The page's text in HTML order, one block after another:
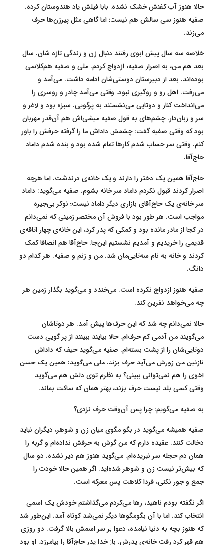
حالا هنوز آب کفنش خشک نشده، بابا فیلش یاد هندوستان کرده.
صفیه هنوز سی سالش هم نیست؛ اما گاهی مثل پیرزن‌ها حرف
می‌زند.
خلاصه سه سال پیش ابوی رفتند دنبال زن و زندگی تازه شان. سال
بعد هم من، به اصرار صفیه، ازدواج کردم. ملی و صفیه هم‌کلاسی
بوده‌اند. بعد از دبیرستان دوستی‌شان ادامه داشت. می‌آمد و
می‌رفت. اهل رو و روگیری نبود. وقتی می‌آمد چادر و روسری را
می‌انداخت کنار و دوتایی می‌نشستند به پرگویی. سبزه بود و لاغر و
سر و زبان‌دار. چشم‌های به قول صفیه میشی‌اش هم آن‌قدر مهربان
بود که وقتی صفیه گفت‌: چشمش داداش ما را گرفته حرفش را باور
کنم. وقتی سر حساب شدم کارها تمام شده بود و بنده شدم داماد
حاج‌آقا.
حاج‌آقا همین یک دختر را دارند و یک خانه‌ی درندشت. اما هرچه
اصرار کردند قبول نکردم داماد سر خانه بشوم. صفیه می‌گوید: داماد
سر خانه‌ی یک حاج‌آقای بازاری دیگر داماد نیست؛ نوکر بی‌جیره
مواجب است. هر طور بود با فروش آن مختصر زمینی که نمی‌دانم
در کجا از مادر مانده بود و کمکی که پدر کرد، این خانه‌ی چهار اتاقه‌ی
قدیمی را خریدیم و آمدیم نشستیم این‌جا. حاج‌آقا هم انصافا کمک
کردند و خانه به نام سه‌تایی‌مان شد. من و زنم و صفیه. هر کدام دو
دانگ.
صفیه هنوز ازدواج نکرده است. می‌خندد و می‌گوید بگذار زمین هر
چه می‌خواهد نفرین کند.
حالا نمی‌دانم چه شد که این حرف‌ها پیش آمد. هر دوتاشان
می‌گویند من آدمی کم حرف‌ام. حالا بیایند ببینند از پر گویی دست
دوتایی‌شان را از پشت بسته‌ام. صفیه می‌گوید حیف که داداش
نازنین من زورش می‌آید حرف بزند. ملی می‌گوید: همین یک حسن
اخوی را هم نمی‌توانی ببینی؟ به نظرم توی دلش هم می‌گوید
وقتی کسی بلد نیست حرف بزند، بهتر همان که ساکت بماند.
به صفیه می‌گویم: چرا پس آن‌وقت حرف نزدی؟
صفیه همیشه می‌گوید در بگو مگوی میان زن و شوهر، دیگران نباید
دخالت کنند. عقیده دارم که من گوش به حرفش نداده‌ام و گربه را
همان دم حجله سر نبریده‌ام. می‌گوید هنوز هم دیر نشده. دو سال
که بیش‌تر نیست زن و شوهر شده‌اید. اگر همین حالا خودت را
جمع و جور نکنی، فردا کلاهت پس معرکه است.
اگر نگفته بودم ناهید، رها می‌کردم می‌گذاشتم خودش یک اسمی
انتخاب کند. اما با آن بگومگوها دیگر نمی‌شد کوتاه آمد. این‌طور شد
که هنوز بچه به دنیا نیامده، دعوا بر سر اسمش بالا گرفت. دو روزی
هم قهر کرد رفت خانه‌ی پدرش. باز خدا پدر حاج‌آقا را بیامرزد. او بود